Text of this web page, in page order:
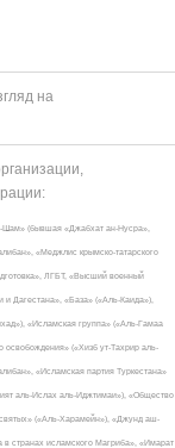
на
Шам» (бывшая «Джабхат ан-Нусра»,
«Меджлис крымско-татарского
ЛГБТ, «Высший военный
Дагестана», «База» («Аль-Каида»),
«Исламская группа» («Аль-Гамаа
(«Хизб ут-Тахрир аль-
«Исламская партия Туркестана»
аль-Ислах аль-Иджтимаи»), «Общество
(«Аль-Харамейн»), «Джунд аш-
странах исламского Магриба», «Имарат